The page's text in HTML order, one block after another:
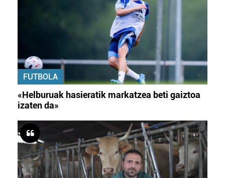
FUTBOLA
«Helburuak hasieratik markatzea beti gaiztoa
izaten da»